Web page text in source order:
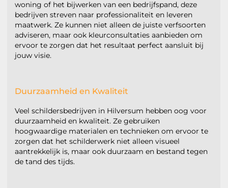
woning of het bijwerken van een bedrijfspand, deze
bedrijven streven naar professionaliteit en leveren
maatwerk. Ze kunnen niet alleen de juiste verfsoorten
adviseren, maar ook kleurconsultaties aanbieden om
ervoor te zorgen dat het resultaat perfect aansluit bij
jouw visie.
Duurzaamheid en Kwaliteit
Veel schildersbedrijven in Hilversum hebben oog voor
duurzaamheid en kwaliteit. Ze gebruiken
hoogwaardige materialen en technieken om ervoor te
zorgen dat het schilderwerk niet alleen visueel
aantrekkelijk is, maar ook duurzaam en bestand tegen
de tand des tijds.